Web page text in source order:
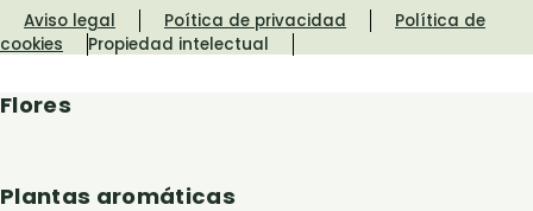
Aviso legal Poítica de privacidad
Política de
cookies
Propiedad intelectual
Flores
Plantas aromáticas